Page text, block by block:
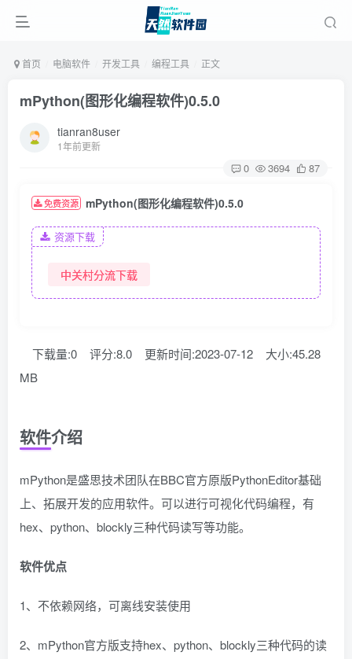
首页 电脑软件 开发工具 编程工具 正文
mPython(图形化编程软件)0.5.0
tianran8user
1年前更新
0 3694 87
免费资源 mPython(图形化编程软件)0.5.0
资源下载
中关村分流下载
下载量:0 评分:8.0 更新时间:2023-07-12
大小:45.28
MB
软件介绍
mPython是盛思技术团队在BBC官方原版PythonEditor基础
上、拓展开发的应用软件。可以进行可视化代码编程，有
hex、python、blockly三种代码读写等功能。
软件优点
1、不依赖网络，可离线安装使用
2、mPython官方版支持hex、python、blockly三种代码的读